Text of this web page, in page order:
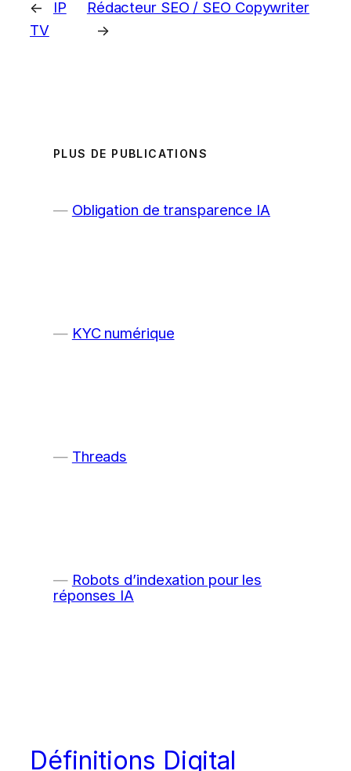
←
IP
TV
Rédacteur SEO / SEO Copywriter
→
PLUS DE PUBLICATIONS
Obligation de transparence IA
KYC numérique
Threads
Robots d’indexation pour les
réponses IA
Définitions Digital